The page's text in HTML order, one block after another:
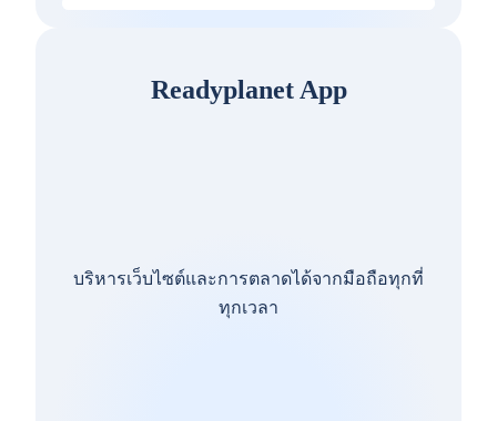
Readyplanet App
บริหารเว็บไซต์และการตลาดได้จากมือถือทุกที่
ทุกเวลา